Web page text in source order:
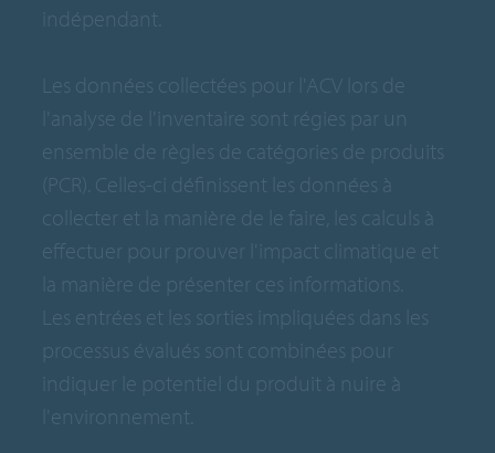
indépendant.
Les données collectées pour l'ACV lors de
l'analyse de l'inventaire sont régies par un
ensemble de règles de catégories de produits
(PCR). Celles-ci définissent les données à
collecter et la manière de le faire, les calculs à
effectuer pour prouver l'impact climatique et
la manière de présenter ces informations.
Les entrées et les sorties impliquées dans les
processus évalués sont combinées pour
indiquer le potentiel du produit à nuire à
l'environnement.